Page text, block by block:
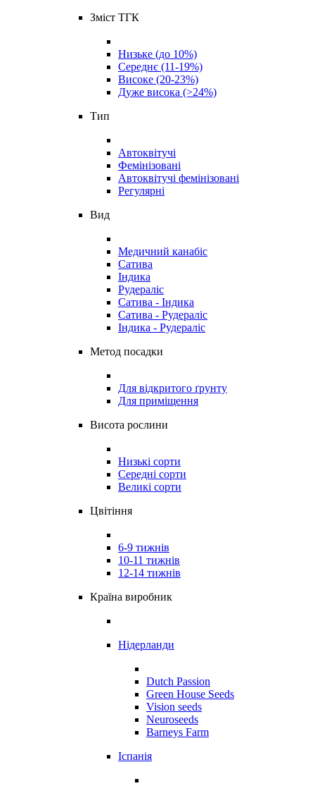
Зміст ТГК
Низьке (до 10%)
Середнє (11-19%)
Високе (20-23%)
Дуже висока (>24%)
Тип
Автоквітучі
Фемінізовані
Автоквітучі фемінізовані
Регулярні
Вид
Медичний канабіс
Сатива
Індика
Рудераліс
Сатива - Індика
Сатива - Рудераліс
Індика - Рудераліс
Метод посадки
Для відкритого ґрунту
Для приміщення
Висота рослини
Низькі сорти
Середні сорти
Великі сорти
Цвітіння
6-9 тижнів
10-11 тижнів
12-14 тижнів
Країна виробник
Нідерланди
Dutch Passion
Green House Seeds
Vision seeds
Neuroseeds
Barneys Farm
Іспанія